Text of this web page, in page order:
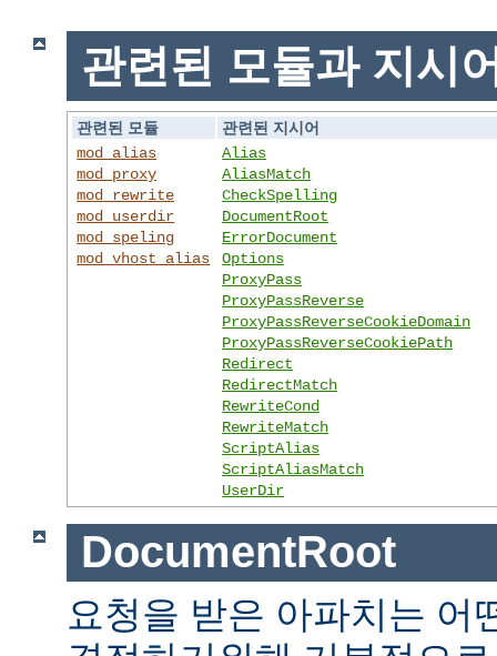
관련된 모듈과 지시
관련된 모듈
관련된 지시어
mod_alias
mod_proxy
mod_rewrite
mod_userdir
mod_speling
mod_vhost_alias
Alias
AliasMatch
CheckSpelling
DocumentRoot
ErrorDocument
Options
ProxyPass
ProxyPassReverse
ProxyPassReverseCookieDomain
ProxyPassReverseCookiePath
Redirect
RedirectMatch
RewriteCond
RewriteMatch
ScriptAlias
ScriptAliasMatch
UserDir
DocumentRoot
요청을 받은 아파치는 어